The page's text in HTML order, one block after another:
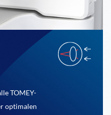
TOMEY-
optimalen